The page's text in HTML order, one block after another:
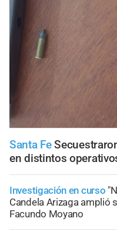
Santa Fe
en distintos
Investigación en curso
Candela Arizaga amplió
Facundo Moyano